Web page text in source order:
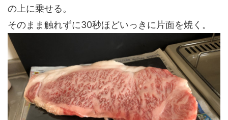
の上に乗せる。
そのまま触れずに30秒ほどいっきに片面を焼く。